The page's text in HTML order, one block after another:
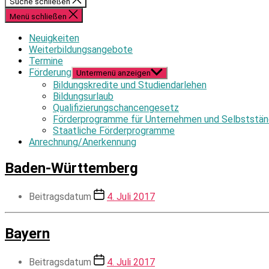
Menü schließen
Neuigkeiten
Weiterbildungsangebote
Termine
Förderung Untermenü anzeigen
Bildungskredite und Studiendarlehen
Bildungsurlaub
Qualifizierungschancengesetz
Förderprogramme für Unternehmen und
Staatliche Förderprogramme
Anrechnung/Anerkennung
Baden-Württemberg
Beitragsdatum 4. Juli 2017
Bayern
Beitragsdatum 4. Juli 2017